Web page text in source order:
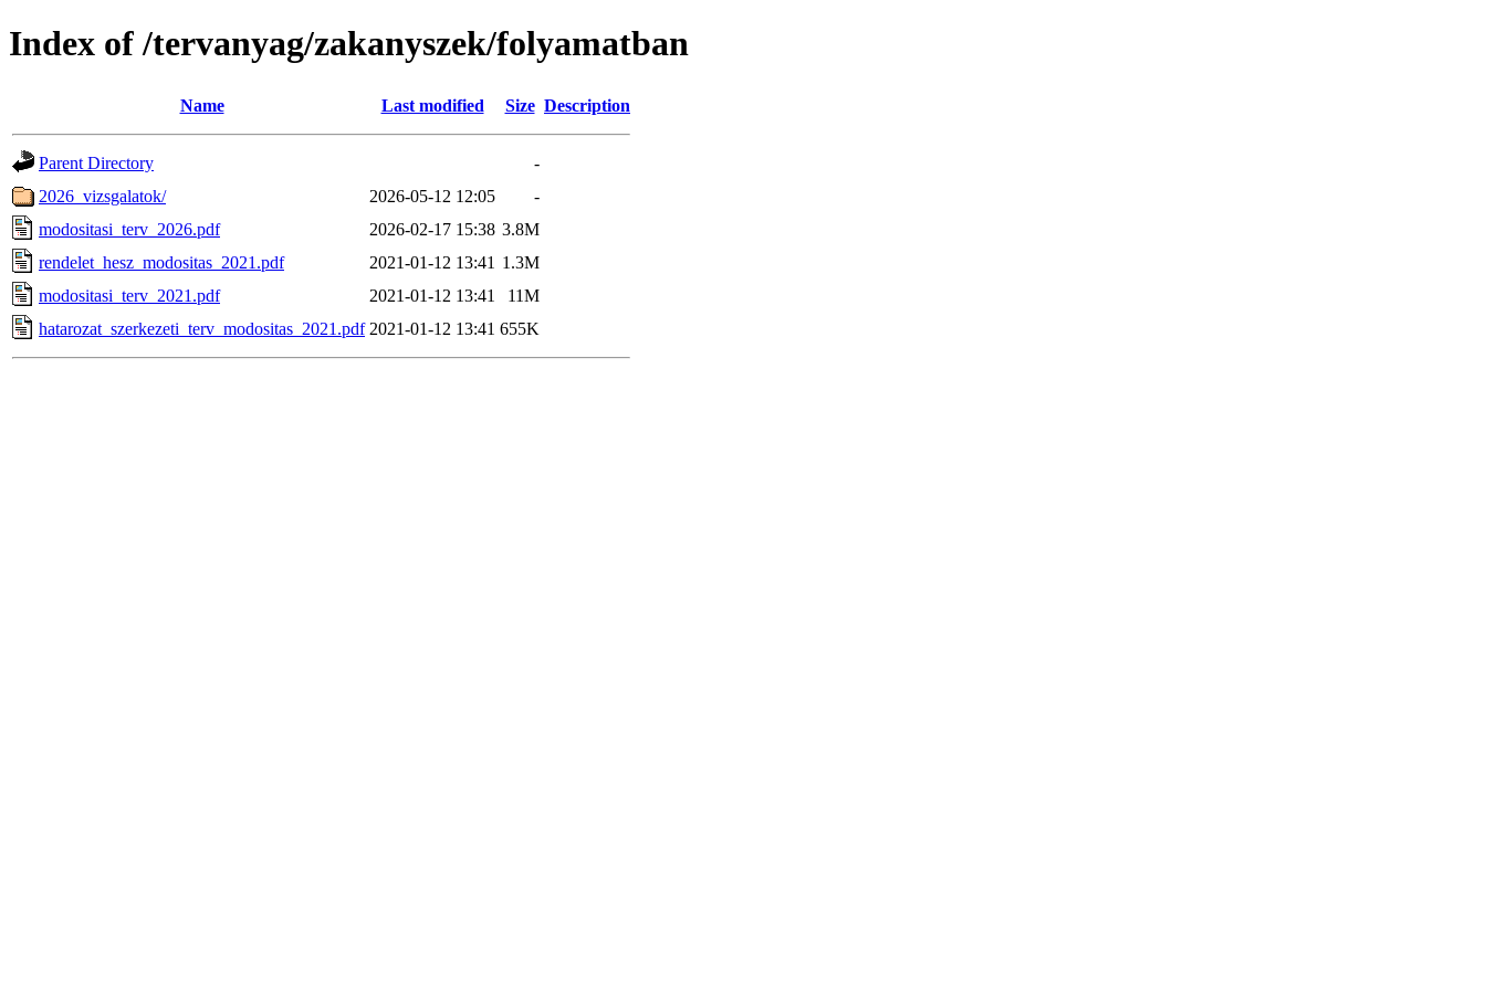
Index of /tervanyag/zakanyszek/folyamatban
Name Last modified Size Description
Parent Directory
-
2026_vizsgalatok/
2026-05-12 12:05
-
modositasi_terv_2026.pdf
2026-02-17 15:38 3.8M
rendelet_hesz_modositas_2021.pdf
2021-01-12 13:41 1.3M
modositasi_terv_2021.pdf
2021-01-12 13:41
11M
hatarozat_szerkezeti_terv_modositas_2021.pdf 2021-01-12 13:41 655K